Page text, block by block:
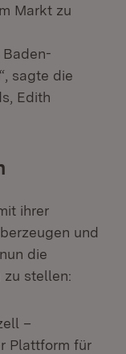
Markt zu
sagte die
Edith
ihrer
und
die
stellen:
–
Plattform für